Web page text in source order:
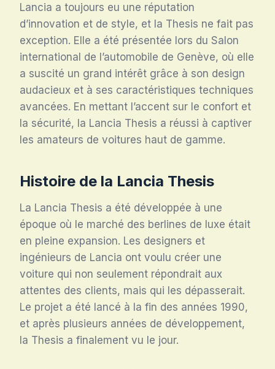
Lancia a toujours eu une réputation
d’innovation et de style, et la Thesis ne fait pas
exception. Elle a été présentée lors du Salon
international de l’automobile de Genève, où elle
a suscité un grand intérêt grâce à son design
audacieux et à ses caractéristiques techniques
avancées. En mettant l’accent sur le confort et
la sécurité, la Lancia Thesis a réussi à captiver
les amateurs de voitures haut de gamme.
Histoire de la Lancia Thesis
La Lancia Thesis a été développée à une
époque où le marché des berlines de luxe était
en pleine expansion. Les designers et
ingénieurs de Lancia ont voulu créer une
voiture qui non seulement répondrait aux
attentes des clients, mais qui les dépasserait.
Le projet a été lancé à la fin des années 1990,
et après plusieurs années de développement,
la Thesis a finalement vu le jour.